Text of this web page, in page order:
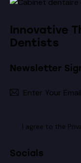
Innovative
Dentists
Newsletter
I agree to the
Socials